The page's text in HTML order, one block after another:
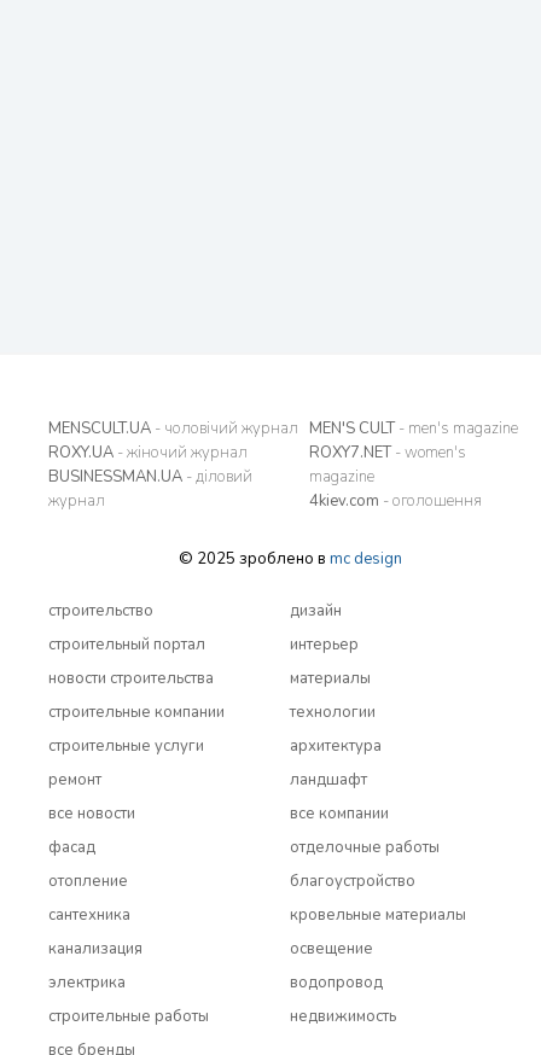
MENSCULT.UA - чоловічий журнал
ROXY.UA - жіночий журнал
BUSINESSMAN.UA - діловий
журнал
MEN'S CULT- men's magazine
ROXY7.NET- women's
magazine
4kiev.com - оголошення
© 2025 зроблено в mc design
строительство
строительный портал
новости строительства
строительные компании
строительные услуги
ремонт
все новости
дизайн
интерьер
материалы
технологии
архитектура
ландшафт
все компании
фасад
отопление
сантехника
канализация
электрика
строительные работы
все бренды
отделочные работы
благоустройство
кровельные материалы
освещение
водопровод
недвижимость